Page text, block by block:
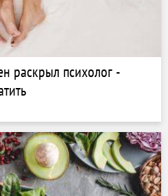
раскрыл психолог -